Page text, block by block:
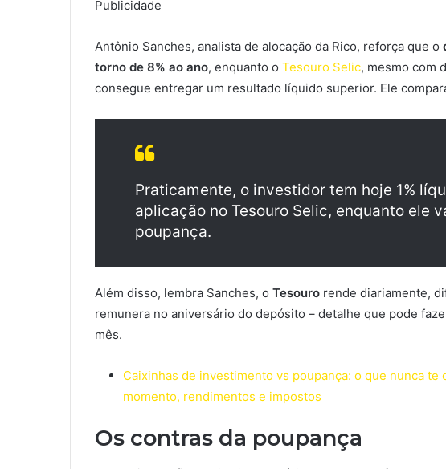
Publicidade
Antônio Sanches, analista de alocação da Rico, reforça que o
torno de 8% ao ano, enquanto o Tesouro Selic, mesmo com
consegue entregar um resultado líquido superior. Ele
Praticamente, o investidor tem hoje 1%
aplicação no Tesouro Selic, enquanto ele
poupança.
Além disso, lembra Sanches, o Tesouro rende diariamente,
remunera no aniversário do depósito – detalhe que pode
mês.
Caixinhas de investimento vs poupança: o que nunca te
momento, rendimentos e impostos
Os contras da poupança